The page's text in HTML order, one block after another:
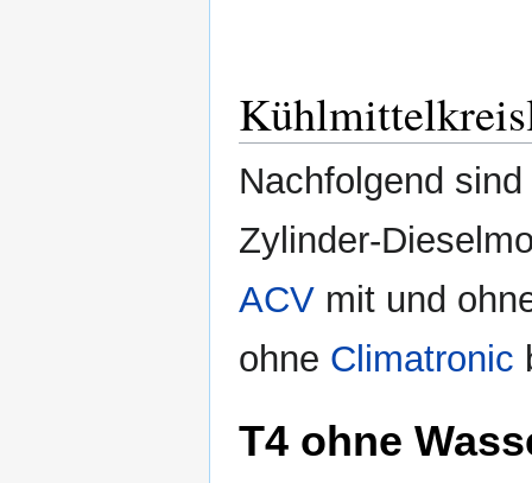
Nachfolgend
Zylinder-
ACV mit und
ohne Climatronic
T4 ohne